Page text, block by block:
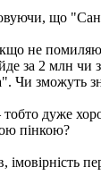
що
не
2 млн чи
зможуть
дуже
пінкою?